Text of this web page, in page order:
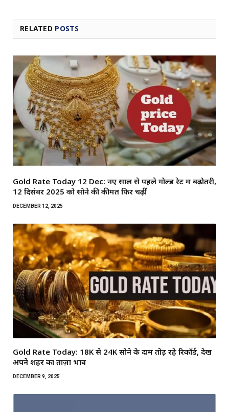
RELATED POSTS
Gold Rate Today 12 Dec: नए साल से पहले गोल्ड रेट में बढ़ोतरी,
12 दिसंबर 2025 को सोने की कीमतें फिर चढ़ीं
DECEMBER 12, 2025
Gold Rate Today: 18K से 24K सोने के दाम तोड़ रहे रिकॉर्ड, देखें
अपने शहर का ताज़ा भाव
DECEMBER 9, 2025